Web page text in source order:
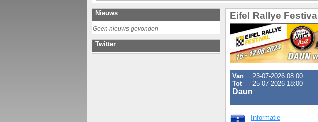
Nieuws
Geen nieuws gevonden
Twitter
Eifel Rallye Festival
Van
23-07-2026 08:00
Tot
25-07-2026 18:00
Daun
Informatie